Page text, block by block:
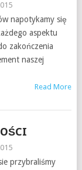
napotykamy się
aspektu
zakończenia
naszej
Read More
przybraliśmy